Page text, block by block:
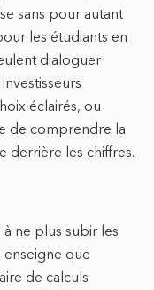
sans pour autant
les étudiants en
dialoguer
éclairés, ou
de comprendre la
derrière les chiffres.
ne plus subir les
enseigne que
de calculs